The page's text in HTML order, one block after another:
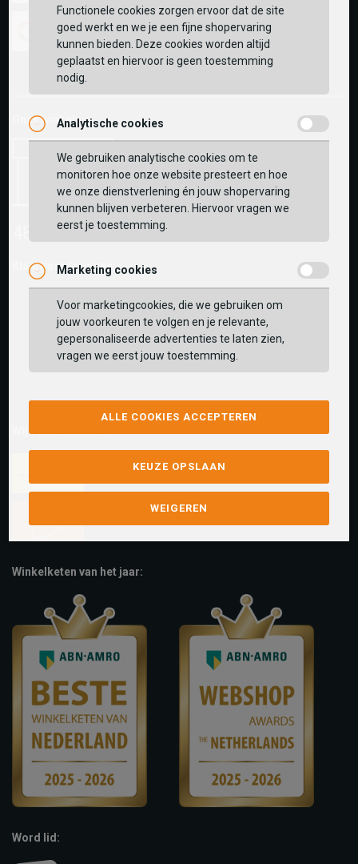
mastercard
apple-
pay
fashion-
vvv-
Onze winkels:
Klantwaarderingen:
Wij versturen met:
Winkelketen van het jaar:
Word lid:
Functionele cookies zorgen ervoor dat de site
goed werkt en we je een fijne shopervaring
kunnen bieden. Deze cookies worden altijd
geplaatst en hiervoor is geen toestemming
nodig.
Analytische cookies
We gebruiken analytische cookies om te
monitoren hoe onze website presteert en hoe
we onze dienstverlening én jouw shopervaring
kunnen blijven verbeteren. Hiervoor vragen we
eerst je toestemming.
Marketing cookies
Voor marketingcookies, die we gebruiken om
jouw voorkeuren te volgen en je relevante,
gepersonaliseerde advertenties te laten zien,
vragen we eerst jouw toestemming.
ALLE COOKIES ACCEPTEREN
KEUZE OPSLAAN
WEIGEREN